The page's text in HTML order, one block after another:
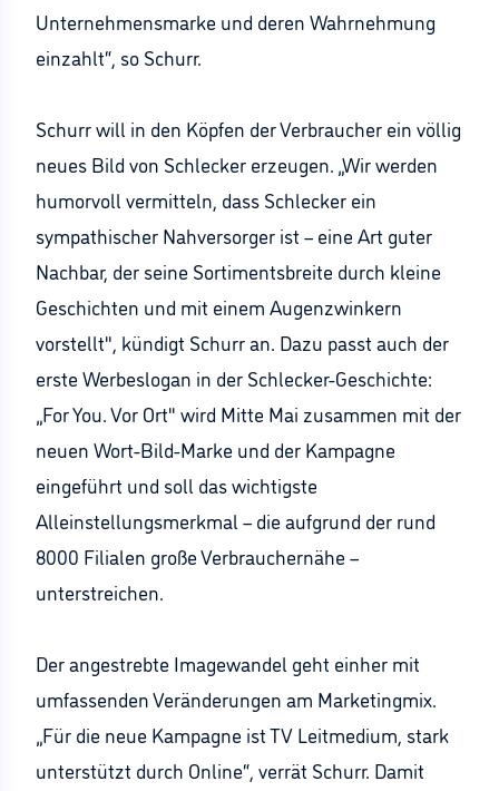
Unternehmensmarke und deren Wahrnehmung
einzahlt“, so Schurr.
Schurr will in den Köpfen der Verbraucher ein völlig
neues Bild von Schlecker erzeugen. „Wir werden
humorvoll vermitteln, dass Schlecker ein
sympathischer Nahversorger ist – eine Art guter
Nachbar, der seine Sortimentsbreite durch kleine
Geschichten und mit einem Augenzwinkern
vorstellt", kündigt Schurr an. Dazu passt auch der
erste Werbeslogan in der Schlecker-Geschichte:
„For You. Vor Ort" wird Mitte Mai zusammen mit der
neuen Wort-Bild-Marke und der Kampagne
eingeführt und soll das wichtigste
Alleinstellungsmerkmal – die aufgrund der rund
8000 Filialen große Verbrauchernähe –
unterstreichen.
Der angestrebte Imagewandel geht einher mit
umfassenden Veränderungen am Marketingmix.
„Für die neue Kampagne ist TV Leitmedium, stark
unterstützt durch Online“, verrät Schurr. Damit